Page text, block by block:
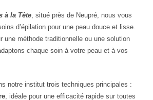
à la Tête , situé près de Neupré, nous vous
d’épilation pour une peau douce et lisse.
une méthode traditionnelle ou une solution
chaque soin à votre peau et à vos
notre institut trois techniques principales :
, idéale pour une efficacité rapide sur toutes